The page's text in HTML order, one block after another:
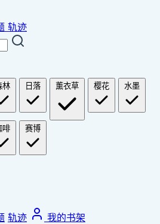
轨迹
林 日落 薰衣草 樱花 水墨
啡 赛博
轨迹
我的书架